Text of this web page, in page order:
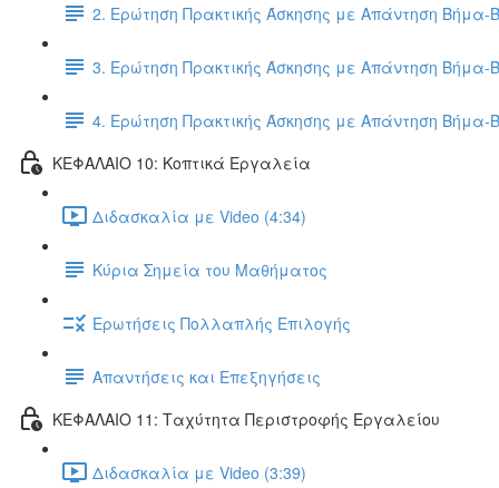
2. Ερώτηση Πρακτικής Άσκησης με Απάντηση Βήμα-
3. Ερώτηση Πρακτικής Άσκησης με Απάντηση Βήμα-
4. Ερώτηση Πρακτικής Άσκησης με Απάντηση Βήμα-
ΚΕΦΑΛΑΙΟ 10: Κοπτικά Εργαλεία
Διδασκαλία με Video (4:34)
Κύρια Σημεία του Μαθήματος
Ερωτήσεις Πολλαπλής Επιλογής
Απαντήσεις και Επεξηγήσεις
ΚΕΦΑΛΑΙΟ 11: Ταχύτητα Περιστροφής Εργαλείου
Διδασκαλία με Video (3:39)